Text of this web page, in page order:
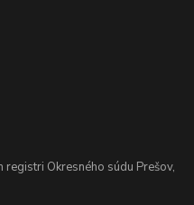
Okresného súdu Prešov,